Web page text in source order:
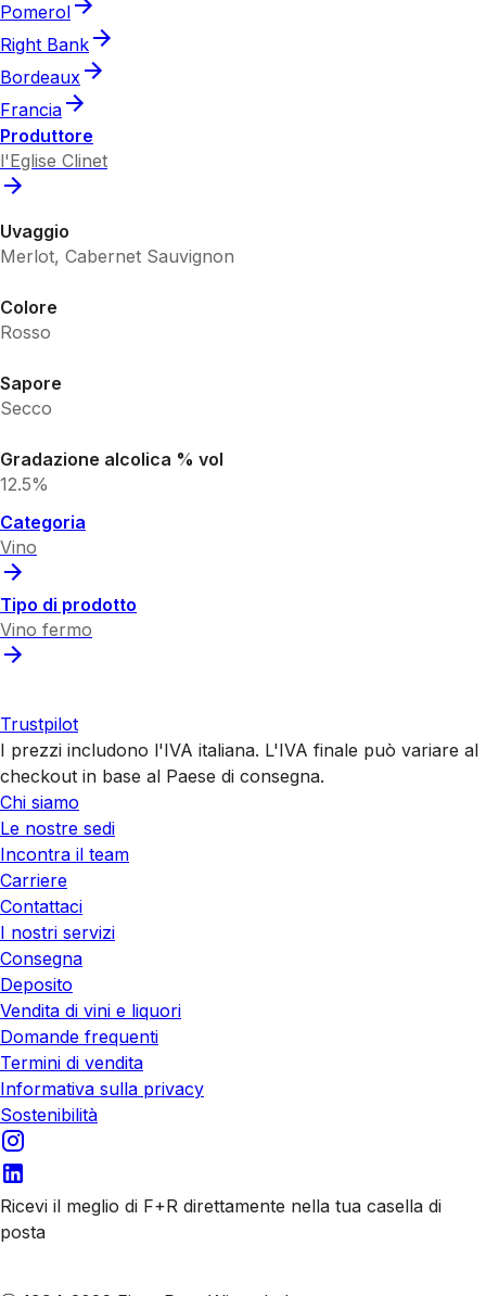
Pomerol
Right Bank
Bordeaux
Francia
Produttore
l'Eglise Clinet
Uvaggio
Merlot, Cabernet Sauvignon
Colore
Rosso
Sapore
Secco
Gradazione alcolica % vol
12.5%
Categoria
Vino
Tipo di prodotto
Vino fermo
Trustpilot
I prezzi includono l'IVA italiana. L'IVA finale può variare al
checkout in base al Paese di consegna.
Chi siamo
Le nostre sedi
Incontra il team
Carriere
Contattaci
I nostri servizi
Consegna
Deposito
Vendita di vini e liquori
Domande frequenti
Termini di vendita
Informativa sulla privacy
Sostenibilità
Ricevi il meglio di F+R direttamente nella tua casella di
posta